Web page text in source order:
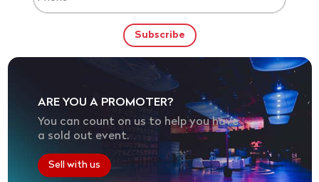
ARE YOU A PROMOTER?
You can count on us to help you have
a sold out event.
Sell with us